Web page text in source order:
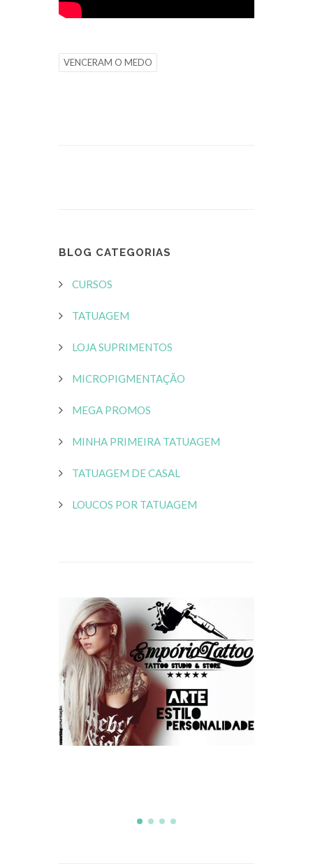
VENCERAM O MEDO
BLOG CATEGORIAS
CURSOS
TATUAGEM
LOJA SUPRIMENTOS
MICROPIGMENTAÇÃO
MEGA PROMOS
MINHA PRIMEIRA TATUAGEM
TATUAGEM DE CASAL
LOUCOS POR TATUAGEM